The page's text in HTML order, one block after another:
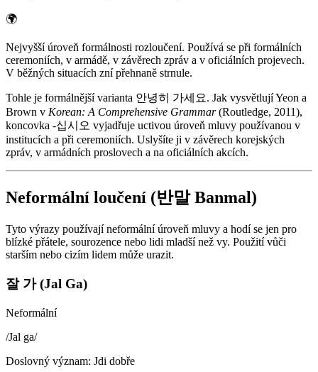
🌍
Nejvyšší úroveň formálnosti rozloučení. Používá se při formálních
ceremoniích, v armádě, v závěrech zpráv a v oficiálních projevech.
V běžných situacích zní přehnaně strnule.
Tohle je formálnější varianta 안녕히 가세요. Jak vysvětlují Yeon a
Brown v Korean: A Comprehensive Grammar(Routledge, 2011),
koncovka -십시오 vyjadřuje uctivou úroveň mluvy používanou v
institucích a při ceremoniích. Uslyšíte ji v závěrech korejských
zpráv, v armádních proslovech a na oficiálních akcích.
Neformální loučení (반말 Banmal)
Tyto výrazy používají neformální úroveň mluvy a hodí se jen pro
blízké přátele, sourozence nebo lidi mladší než vy. Použití vůči
starším nebo cizím lidem může urazit.
잘 가 (Jal Ga)
Neformální
/Jal ga/
Doslovný význam: Jdi dobře